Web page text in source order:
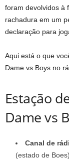
foram devolvidos à
rachadura em um
declaração para
Aqui está o que
Dame vs Boys no
Estação
Dame vs
Canal de
(estado de Boes)